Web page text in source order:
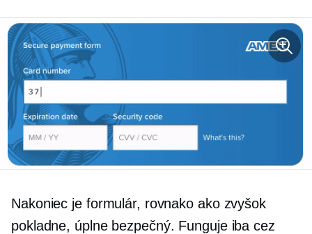
Nakoniec je formulár, rovnako ako zvyšok
pokladne, úplne bezpečný. Funguje iba cez